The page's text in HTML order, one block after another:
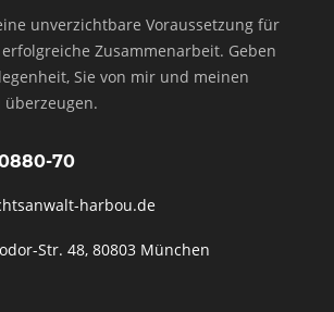
unverzichtbare Voraussetzung für
Zusammenarbeit. Geben
Sie von mir und meinen
überzeugen.
70
harbou.de
Str. 48, 80803 München